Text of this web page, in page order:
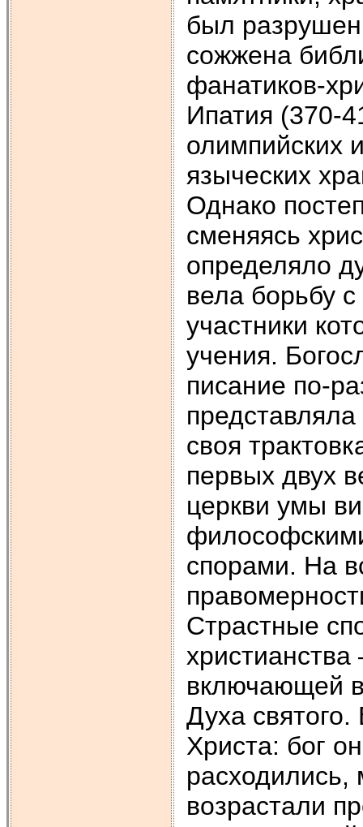
был разрушен
сожжена
фанатиков-
Ипатия (370-
олимпийских
языческих
Однако
сменяясь
определяло
вела борьбу
участники
учения.
писание по-
своя
первых двух
церкви умы
спорами. На
Страстные
включающей
Духа
Христа: бог
возрастали